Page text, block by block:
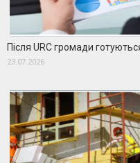
Після URC громади
23.07.2026